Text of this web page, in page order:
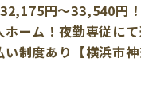
32,175円～33,540円
ホーム！夜勤専従に
い制度あり【横浜市